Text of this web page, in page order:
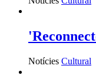
Notícies Cultural